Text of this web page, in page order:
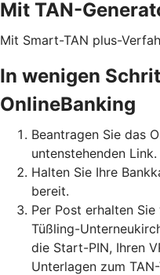
Mit TAN-
Mit Smart-TAN plus-
In wenigen
OnlineBanking
Beantragen Sie das
untenstehenden Link.
Halten Sie Ihre
bereit.
Per Post erhalten
Tüßling-
die Start-PIN, Ihren
Unterlagen zum